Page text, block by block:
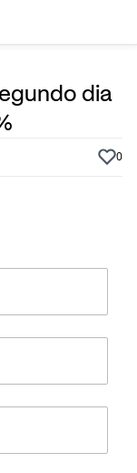
dia
0